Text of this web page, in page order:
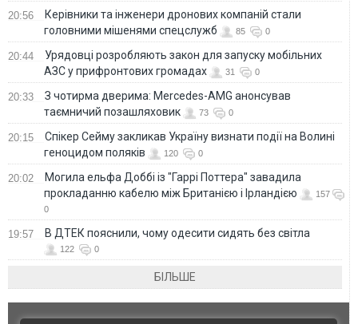
20:56
Керівники та інженери дронових компаній стали
головними мішенями спецслужб
85 0
20:44
Урядовці розробляють закон для запуску мобільних
АЗС у прифронтових громадах
31 0
20:33
З чотирма дверима: Mercedes-AMG анонсував
таємничий позашляховик
73 0
20:15
Спікер Сейму закликав Україну визнати події на Волині
геноцидом поляків
120 0
20:02
Могила ельфа Доббі із "Гаррі Поттера" завадила
прокладанню кабелю між Британією і Ірландією
157
0
19:57 В ДТЕК пояснили, чому одесити сидять без світла
122 0
БІЛЬШЕ